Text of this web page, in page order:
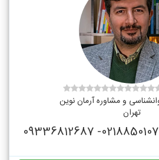
و مشاوره آرمان نوین
تهران